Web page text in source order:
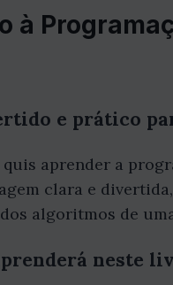
à
e prático
quis aprender a
clara e
algoritmos de
neste